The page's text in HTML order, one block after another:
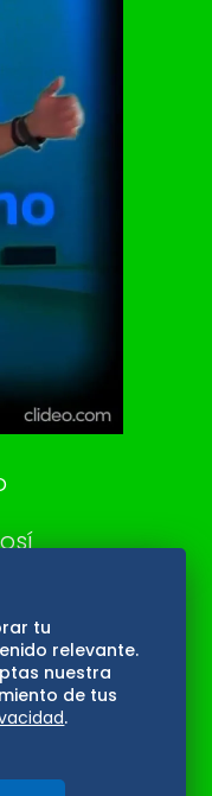
tu
relevante.
nuestra
de tus
.